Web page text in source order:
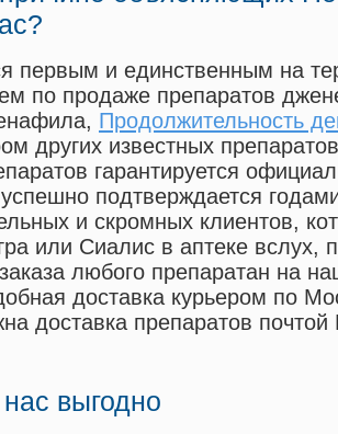
первым и единственным на
по продаже препаратов
, Продолжительность
других известных препаратов
гарантируется
подтверждается
и скромных клиентов,
или Сиалис в аптеке вслух,
любого препаратан на
доставка курьером по
доставка препаратов
выгодно